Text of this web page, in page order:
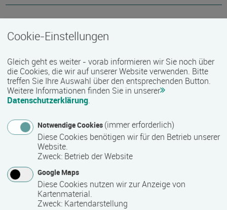
08.00 - 15.00 Uhr
Mindest­teilnehmer­anzahl
6
Maximale Teilnehmerzahl
Teilnahmegebühr
Cookie-Einstellungen
Gleich geht es weiter - vorab informieren wir Sie noch über
die Cookies, die wir auf unserer Website verwenden. Bitte
treffen Sie Ihre Auswahl über den entsprechenden Button.
Weitere Informationen finden Sie in unserer
Datenschutzerklärung.
Notwendige Cookies (immer erforderlich)
Diese Cookies benötigen wir für den Betrieb unserer
Website.
Zweck: Betrieb der Website
Google Maps
Diese Cookies nutzen wir zur Anzeige von
Kartenmaterial.
Zweck: Kartendarstellung